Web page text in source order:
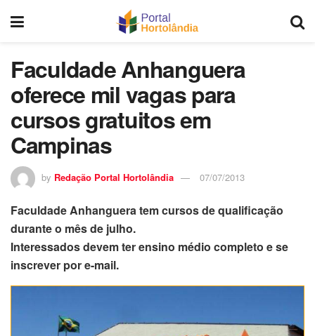
Faculdade Anhanguera
oferece mil vagas para
cursos gratuitos em
Campinas
by Redação Portal Hortolândia 07/07/2013
Faculdade Anhanguera tem cursos de qualificação
durante o mês de julho.
Interessados devem ter ensino médio completo e se
inscrever por e-mail.